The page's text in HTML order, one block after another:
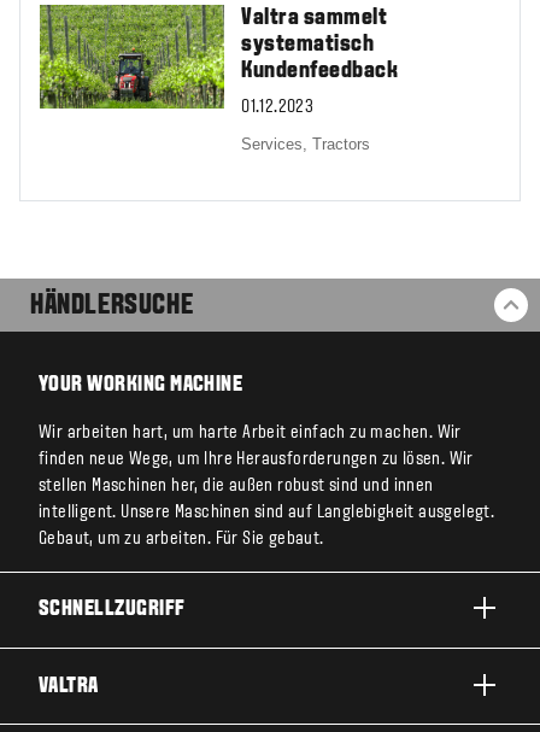
Valtra sammelt
systematisch
Kundenfeedback
01.12.2023
Services,Tractors
HÄNDLERSUCHE
YOUR WORKING MACHINE
Wir arbeiten hart, um harte Arbeit einfach zu machen. Wir
finden neue Wege, um Ihre Herausforderungen zu lösen. Wir
stellen Maschinen her, die außen robust sind und innen
intelligent. Unsere Maschinen sind auf Langlebigkeit ausgelegt.
Gebaut, um zu arbeiten. Für Sie gebaut.
SCHNELLZUGRIFF
VALTRA